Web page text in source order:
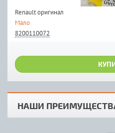
Renault оригинал
Мало
8200110072
НАШИ